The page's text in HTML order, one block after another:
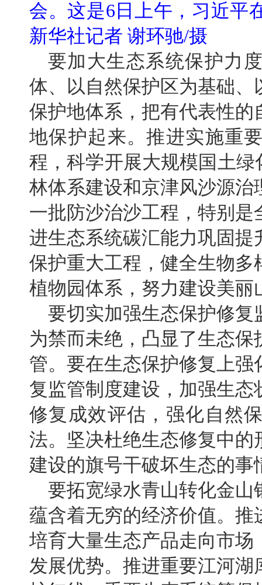
会。这是6日上午，习近平
新华社记者 谢环驰/摄
要加大生态系统保护力
体、以自然保护区为基础
保护地体系，把有代表性
地保护起来。推进实施重
程，科学开展大规模国土绿
林体系建设和京津风沙源
一批防沙治沙工程，特别
进生态系统碳汇能力巩固
保护重大工程，健全生物
植物园体系，努力建设美丽
要切实加强生态保护修
为禁而未绝，凸显了生态
管。要在生态保护修复上
复监管制度建设，加强生
修复成效评估，强化自然
法。坚决杜绝生态修复中
建设的旗号干破坏生态的事
要拓宽绿水青山转化金
蕴含着无穷的经济价值。
培育大量生态产品走向市
发展优势。推进重要江河